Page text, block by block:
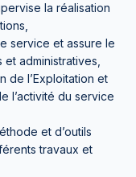
la réalisation
service et assure le
administratives,
de l’Exploitation et
l’activité du service
et d’outils
travaux et